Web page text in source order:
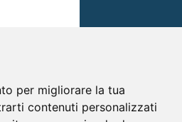
per migliorare la tua
contenuti personalizzati